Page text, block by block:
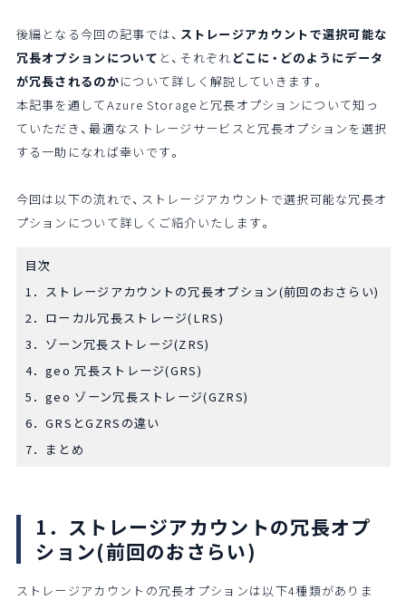
後編となる今回の記事では、 ストレージアカウントで選択可能な
冗長オプションについて と、それぞれ どこに・どのようにデータ
が冗長されるのかについて詳しく解説していきます。
本記事を通してAzure Storageと冗長オプションについて知っ
ていただき、最適なストレージサービスと冗長オプションを選択
する一助になれば幸いです。
今回は以下の流れで、ストレージアカウントで選択可能な冗長オ
プションについて詳しくご紹介いたします。
目次
1．ストレージアカウントの冗長オプション(前回のおさらい)
2．ローカル冗長ストレージ(LRS)
3．ゾーン冗長ストレージ(ZRS)
4．geo 冗長ストレージ(GRS)
5．geo ゾーン冗長ストレージ(GZRS)
6．GRSとGZRSの違い
7．まとめ
1．ストレージアカウントの冗長オプ
ション(前回のおさらい)
ストレージアカウントの冗長オプションは以下4種類がありま